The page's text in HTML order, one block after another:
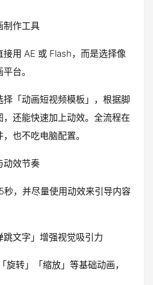
制作工具
用 AE 或 Flash，而是选择像
台。
「动画短视频模板」，根据脚
还能快速加上动效。全流程在
也不吃电脑配置。
动效节奏
秒，并尽量使用动效来引导内容
文字」增强视觉吸引力
旋转」「缩放」等基础动画，